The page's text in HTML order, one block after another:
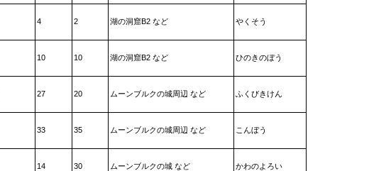
4 2 湖の洞窟B2 など やくそう
10 10 湖の洞窟B2 など ひのきのぼう
27 20 ムーンブルクの城周辺 など ふくびきけん
33 35 ムーンブルクの城周辺 など こんぼう
14 30 ムーンブルクの城 など かわのよろい